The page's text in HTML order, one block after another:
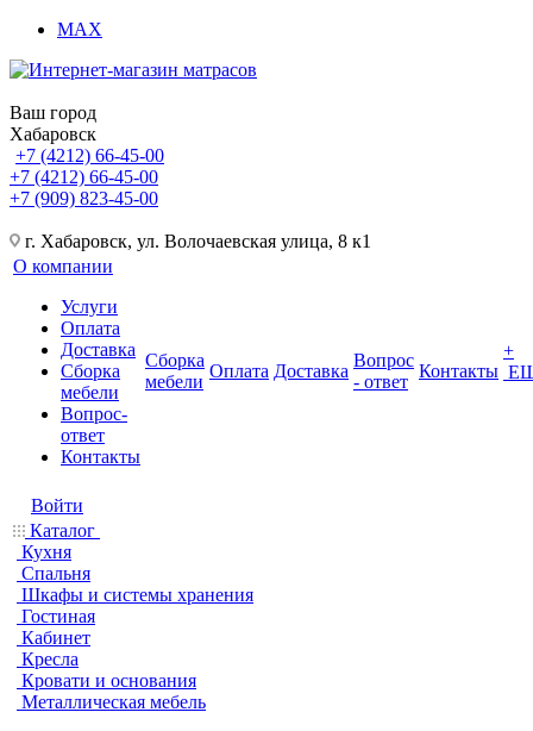
MAX
Ваш город
Хабаровск
+7 (4212) 66-45-00
+7 (4212) 66-45-00
+7 (909) 823-45-00
г. Хабаровск, ул. Волочаевская улица, 8 к1
О компании
Услуги
Оплата
Доставка
Сборка
мебели
Вопрос-
ответ
Контакты
Сборка
мебели
Оплата Доставка
Вопрос
- ответ
Контакты
+
Войти
Каталог
Кухня
Спальня
Шкафы и системы хранения
Гостиная
Кабинет
Кресла
Кровати и основания
Металлическая мебель